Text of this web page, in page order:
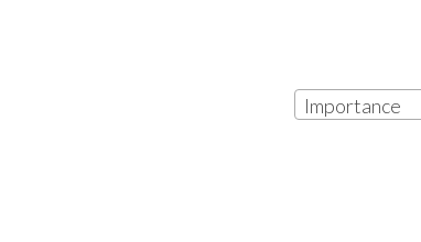
Importance